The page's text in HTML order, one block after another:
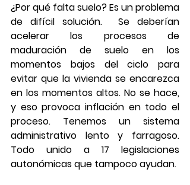
¿Por qué falta suelo? Es un problema
de difícil solución.  Se deberían
acelerar los procesos de
maduración de suelo en los
momentos bajos del ciclo para
evitar que la vivienda se encarezca
en los momentos altos. No se hace,
y eso provoca inflación en todo el
proceso. Tenemos un sistema
administrativo lento y farragoso.
Todo unido a 17 legislaciones
autonómicas que tampoco ayudan.